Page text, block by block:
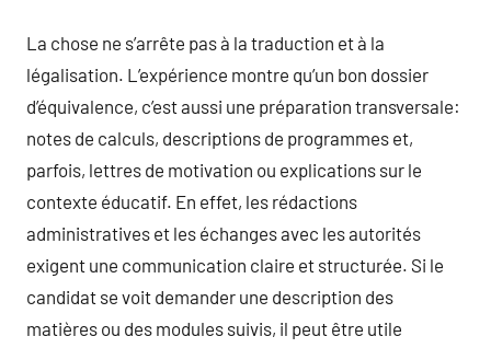
La chose ne s’arrête pas à la traduction et à la
légalisation. L’expérience montre qu’un bon dossier
d’équivalence, c’est aussi une préparation transversale:
notes de calculs, descriptions de programmes et,
parfois, lettres de motivation ou explications sur le
contexte éducatif. En effet, les rédactions
administratives et les échanges avec les autorités
exigent une communication claire et structurée. Si le
candidat se voit demander une description des
matières ou des modules suivis, il peut être utile